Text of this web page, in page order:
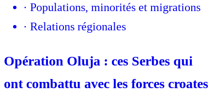
· Populations, minorités et migrations
· Relations régionales
Opération Oluja : ces Serbes qui
ont combattu avec les forces croates